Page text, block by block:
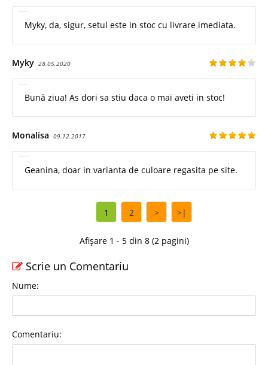
Myky, da, sigur, setul este in stoc cu livrare imediata.
Myky 28.05.2020
Bună ziua! As dori sa stiu daca o mai aveti in stoc!
Monalisa 09.12.2017
Geanina, doar in varianta de culoare regasita pe site.
1 2 > >|
Afișare 1 - 5 din 8 (2 pagini)
Scrie un Comentariu
Nume:
Comentariu: